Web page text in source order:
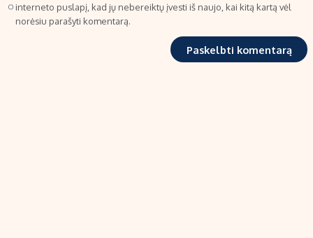
interneto puslapį, kad jų nebereiktų įvesti iš naujo, kai kitą kartą vėl
norėsiu parašyti komentarą.